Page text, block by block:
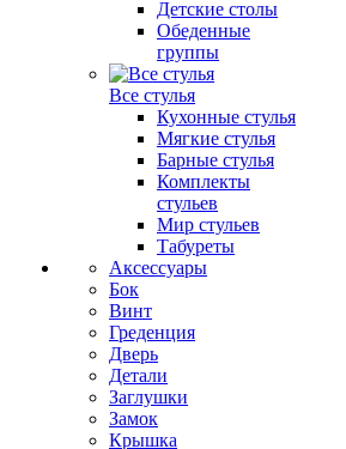
Детские столы
Обеденные
группы
Все стулья
Кухонные стулья
Мягкие стулья
Барные стулья
Комплекты
стульев
Мир стульев
Табуреты
Аксессуары
Бок
Винт
Греденция
Дверь
Детали
Заглушки
Замок
Крышка